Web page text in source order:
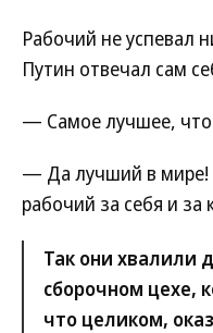
Рабочий не успевал
Путин отвечал сам
— Самое лучшее, что
— Да лучший в мире!
рабочий за себя и за
Так они хвалили
сборочном цехе,
что целиком,